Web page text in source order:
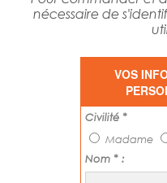
nécessaire de
VOS
Civilité *
Madame
Nom * :